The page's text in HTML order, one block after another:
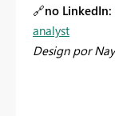
🔗no LinkedIn:
analyst
Design por